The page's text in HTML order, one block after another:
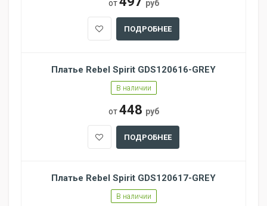
от руб
ПОДРОБНЕЕ
Платье Rebel Spirit GDS120616-GREY
В наличии
от448 руб
ПОДРОБНЕЕ
Платье Rebel Spirit GDS120617-GREY
В наличии